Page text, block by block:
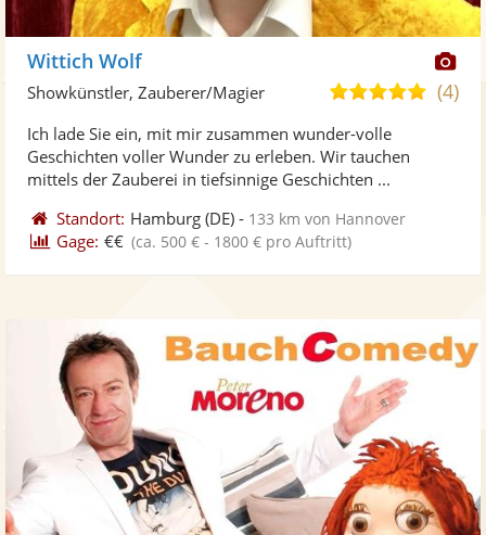
Wittich Wolf
5,0(4)
Showkünstler, Zauberer/Magier
Ich lade Sie ein, mit mir zusammen wunder-volle
Geschichten voller Wunder zu erleben. Wir tauchen
mittels der Zauberei in tiefsinnige Geschichten ...
Standort: Hamburg (DE) - 133 km von Hannover
Gage: €€ (ca. 500 € - 1800 € pro Auftritt)